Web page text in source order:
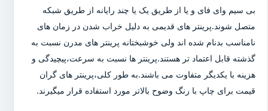
بی سیم وای فای و یا از طریق یک یا چند رایانه از طریق شبکه
متصل شوند.پرینتر های قدیمی به دلیل خراب شدن در زمان های
نامناسب بدنام شده اند ولی خوشبختانه پرینتر های مدرن نسبت به
گذشته قابل اعتماد تر هستند.پرینتر ها نسبت به سرعت،پیچیدگی و
هزینه با یکدیگر متفاوت می باشند.به طور کلی،پرینتر های گران
قیمت برای چاپ با رنگ وضوح بالاتر مورد استفاده قرار میگیرند.